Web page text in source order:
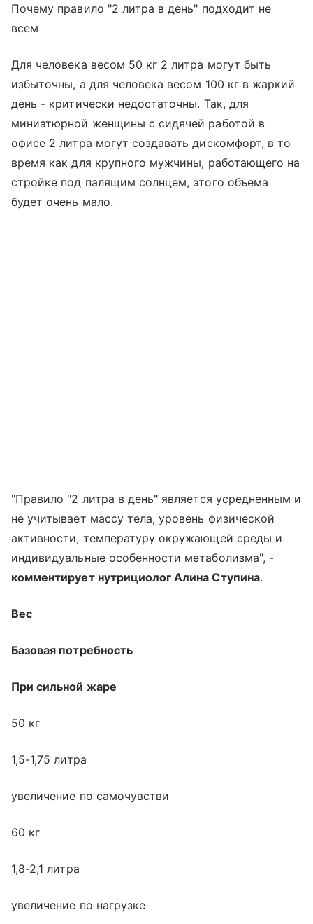
Почему правило "2 литра в день" подходит не
всем
Для человека весом 50 кг 2 литра могут быть
избыточны, а для человека весом 100 кг в жаркий
день - критически недостаточны. Так, для
миниатюрной женщины с сидячей работой в
офисе 2 литра могут создавать дискомфорт, в то
время как для крупного мужчины, работающего на
стройке под палящим солнцем, этого объема
будет очень мало.
"Правило "2 литра в день" является усредненным и
не учитывает массу тела, уровень физической
активности, температуру окружающей среды и
индивидуальные особенности метаболизма", -
комментирует нутрициолог Алина Ступина.
Вес
Базовая потребность
При сильной жаре
50 кг
1,5-1,75 литра
увеличение по самочувстви
60 кг
1,8-2,1 литра
увеличение по нагрузке